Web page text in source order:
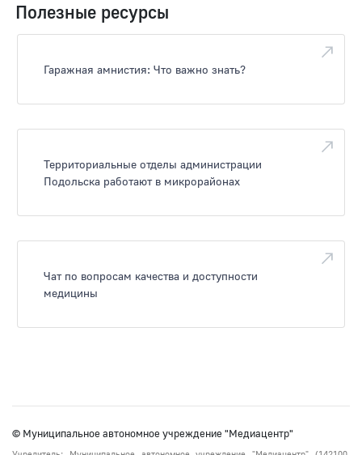
Полезные ресурсы
Гаражная амнистия: Что важно знать?
Территориальные отделы администрации
Подольска работают в микрорайонах
Чат по вопросам качества и доступности
медицины
© Муниципальное автономное учреждение "Медиацентр"